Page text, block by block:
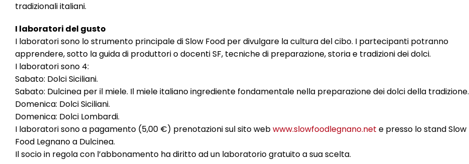
tradizionali italiani.
I laboratori del gusto
I laboratori sono lo strumento principale di Slow Food per divulgare la cultura del cibo. I partecipanti potranno
apprendere, sotto la guida di produttori o docenti SF, tecniche di preparazione, storia e tradizioni dei dolci.
I laboratori sono 4:
Sabato: Dolci Siciliani.
Sabato: Dulcinea per il miele. Il miele italiano ingrediente fondamentale nella preparazione dei dolci della tradizione.
Domenica: Dolci Siciliani.
Domenica: Dolci Lombardi.
I laboratori sono a pagamento (5,00 €) prenotazioni sul sito webwww.slowfoodlegnano.net e presso lo stand Slow
Food Legnano a Dulcinea.
Il socio in regola con l’abbonamento ha diritto ad un laboratorio gratuito a sua scelta.